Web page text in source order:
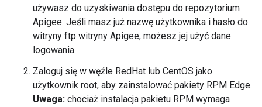
używasz do uzyskiwania dostępu do repozytorium
Apigee. Jeśli masz już nazwę użytkownika i hasło do
witryny ftp witryny Apigee, możesz jej użyć dane
logowania.
Zaloguj się w węźle RedHat lub CentOS jako
użytkownik root, aby zainstalować pakiety RPM Edge.
Uwaga: chociaż instalacja pakietu RPM wymaga